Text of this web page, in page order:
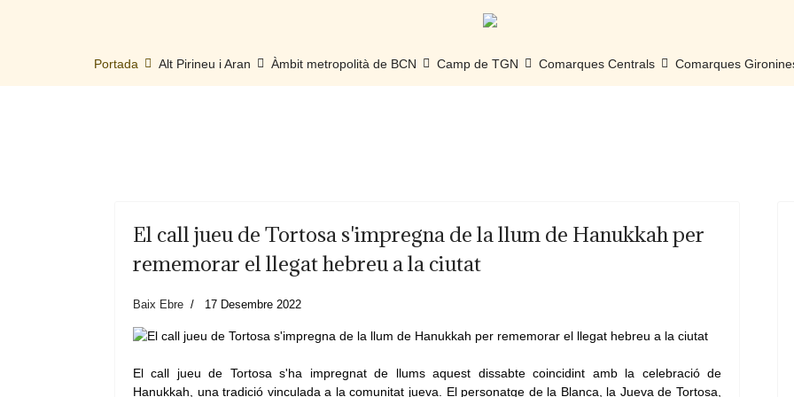
Portada Alt Pirineu i Aran Àmbit metropolità de BCN Camp de TGN Comarques Centrals Comarques
El call jueu de Tortosa s'impregna de la llum de Hanukkah per
rememorar el llegat hebreu a la ciutat
Baix Ebre 17 Desembre 2022
El call jueu de Tortosa s'ha impregnat de llums aquest dissabte coincidint amb la celebració de
Hanukkah, una tradició vinculada a la comunitat jueva. El personatge de la Blanca, la Jueva de Tortosa,